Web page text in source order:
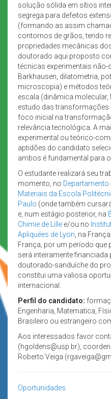
solução sólida em sítios
segrega para defeitos
(formando as assim
contornos de grãos, tendo
propriedades mecânicas
doutorado aqui proposto
técnicas experimentais não-
Barkhausen, dilatometria,
microscopia) e métodos
escala (dinâmica molecular,
estudo das transformações
foco inicial na
relevância tecnológica. A
experimental ou teórico-
aptidões do candidato
ambos é fundamental para o
O estudante realizará seu
momento, no Departamento
Materiais da Escola
Paulo (onde também
e, num estágio posterior, na
Chimie de Lille e/ou no
Apliquées de Lyon , na
França, por um período que
será inteiramente financiada
doutorado-sanduíche do
constitui uma valiosa
internacional.
Perfil do candidato:
Engenharia, Matematica,
Brasileiro ou estrangeiro
Aos interessados favor
(hgoldens@usp.br),
Roberto Veiga
Oportunidades